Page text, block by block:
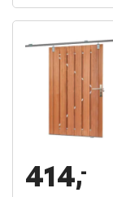
414,-